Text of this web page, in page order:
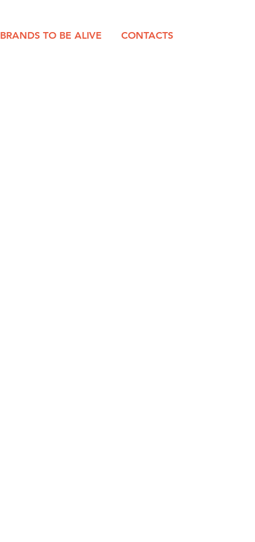
BRANDS TO BE ALIVE CONTACTS